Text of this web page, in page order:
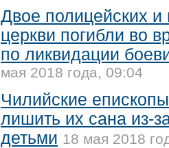
Двое полицейских
церкви погибли во
по ликвидации
мая 2018 года, 09:04
Чилийские
лишить их сана из-
детьми 18 мая 2018